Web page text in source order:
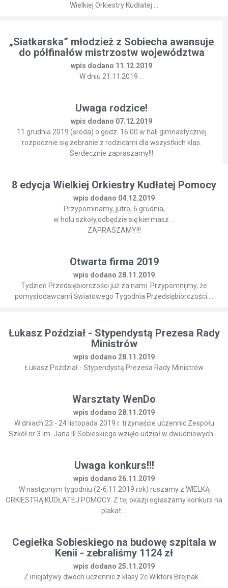
Wielkiej Orkiestry Kudłatej ...
„Siatkarska” młodzież z Sobiecha awansuje
do półfinałów mistrzostw województwa
wpis dodano 11.12.2019
W dniu 21.11.2019 ...
Uwaga rodzice!
wpis dodano 07.12.2019
11 grudnia 2019 (środa) o godz. 16:00 w hali gimnastycznej
rozpocznie się zebranie z rodzicami dla wszystkich klas.
Serdecznie zapraszamy!!!
8 edycja Wielkiej Orkiestry Kudłatej Pomocy
wpis dodano 04.12.2019
Przypominamy, jutro, 6 grudnia,
w holu szkoły,odbędzie się kiermasz ...
ZAPRASZAMY!!!
Otwarta firma 2019
wpis dodano 28.11.2019
Tydzień Przedsiębiorczości już za nami. Przypomnijmy, że
pomysłodawcami Światowego Tygodnia Przedsiębiorczości ...
Łukasz Poździał - Stypendystą Prezesa Rady
Ministrów
wpis dodano 28.11.2019
Łukasz Poździał - Stypendystą Prezesa Rady Ministrów
Warsztaty WenDo
wpis dodano 28.11.2019
W dniach 23 - 24 listopada 2019 r. trzynaście uczennic Zespołu
Szkół nr 3 im. Jana III Sobieskiego wzięło udział w dwudniowych ...
Uwaga konkurs!!!
wpis dodano 26.11.2019
W następnym tygodniu (2-6.11.2019 rok) ruszamy z WIELKĄ
ORKIESTRĄ KUDŁATEJ POMOCY. Z tej okazji ogłaszamy konkurs na
plakat ...
Cegiełka Sobieskiego na budowę szpitala w
Kenii - zebraliśmy 1124 zł
wpis dodano 25.11.2019
Z inicjatywy dwóch uczennic z klasy 2c Wiktorii Brejnak ...